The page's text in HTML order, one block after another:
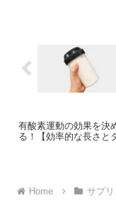
有酸素運動の効果を決
る！【効率的な長さと
Home サプリ